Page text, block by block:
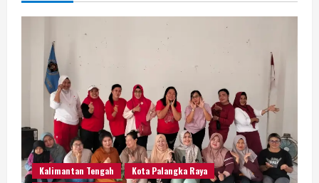
Kalimantan Tengah
Kota Palangka Raya